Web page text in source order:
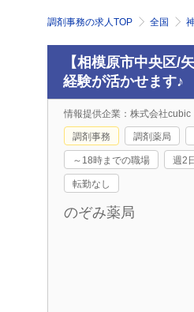
調剤事務の求人TOP 全国
【相模原市中央区/
経験が活かせます♪
情報提供企業：株式会社cubic
調剤事務 調剤薬局
～18時までの職場 週2
転勤なし
のぞみ薬局